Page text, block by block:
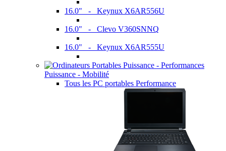
16.0" - Keynux X6AR556U
16.0" - Clevo V360SNNQ
16.0" - Keynux X6AR555U
Puissance - Mobilité
Tous les PC portables Performance